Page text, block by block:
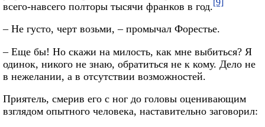
всего-навсего полторы тысячи франков в год.
– Не густо, черт возьми, – промычал Форестье.
– Еще бы! Но скажи на милость, как мне выбиться? Я
одинок, никого не знаю, обратиться не к кому. Дело не
в нежелании, а в отсутствии возможностей.
Приятель, смерив его с ног до головы оценивающим
взглядом опытного человека, наставительно заговорил: